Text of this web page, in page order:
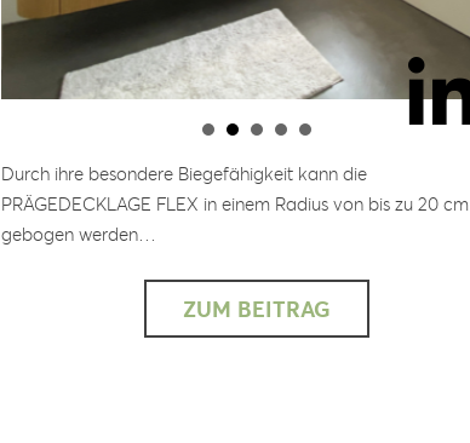
Durch ihre besondere Biegefähigkeit kann die
PRÄGEDECKLAGE FLEX in einem Radius von bis zu 20 cm
gebogen werden…
ZUM BEITRAG